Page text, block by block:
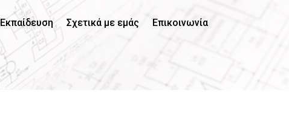
Εκπαίδευση Σχετικά με εμάς Επικοινωνία